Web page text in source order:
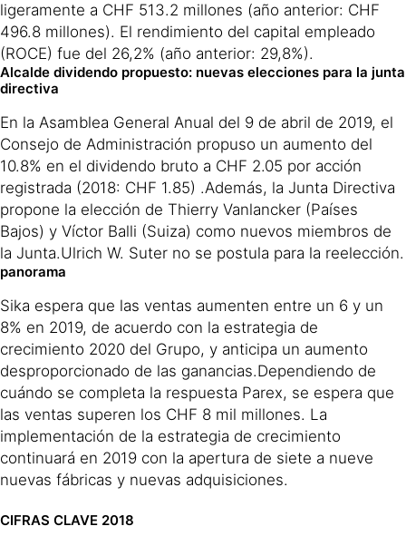
ligeramente a CHF 513.2 millones (año anterior: CHF
496.8 millones). El rendimiento del capital empleado
(ROCE) fue del 26,2% (año anterior: 29,8%).
Alcalde dividendo propuesto: nuevas elecciones para la junta
directiva
En la Asamblea General Anual del 9 de abril de 2019, el
Consejo de Administración propuso un aumento del
10.8% en el dividendo bruto a CHF 2.05 por acción
registrada (2018: CHF 1.85) .Además, la Junta Directiva
propone la elección de Thierry Vanlancker (Países
Bajos) y Víctor Balli (Suiza) como nuevos miembros de
la Junta.Ulrich W. Suter no se postula para la reelección.
panorama
Sika espera que las ventas aumenten entre un 6 y un
8% en 2019, de acuerdo con la estrategia de
crecimiento 2020 del Grupo, y anticipa un aumento
desproporcionado de las ganancias.Dependiendo de
cuándo se completa la respuesta Parex, se espera que
las ventas superen los CHF 8 mil millones. La
implementación de la estrategia de crecimiento
continuará en 2019 con la apertura de siete a nueve
nuevas fábricas y nuevas adquisiciones.
CIFRAS CLAVE 2018